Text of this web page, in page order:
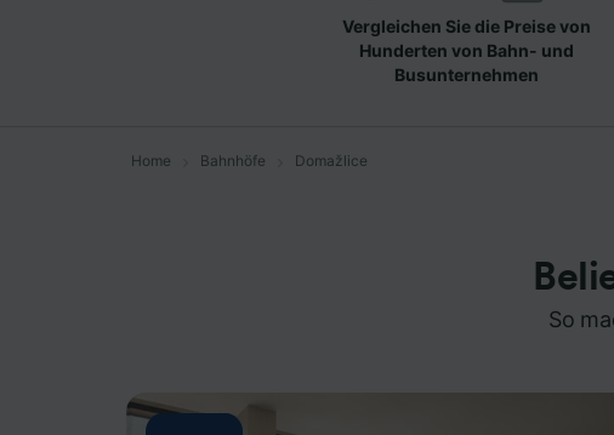
Vergleichen Sie die Preise von
Hunderten von Bahn- und
Busunternehmen
Home Bahnhöfe Domažlice
So